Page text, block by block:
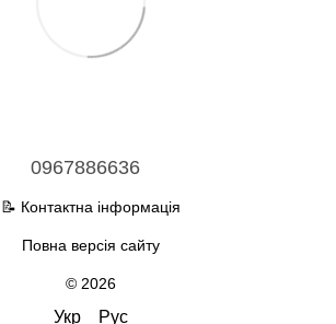
0967886636
📝 Контактна інформація
Повна версія сайту
© 2026
Укр Рус